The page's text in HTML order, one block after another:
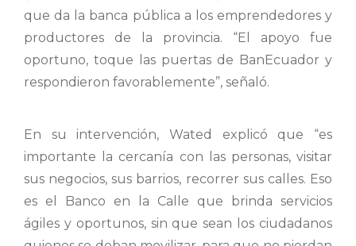
que da la banca pública a los emprendedores y
productores de la provincia. “El apoyo fue
oportuno, toque las puertas de BanEcuador y
respondieron favorablemente”, señaló.
En su intervención, Wated explicó que “es
importante la cercanía con las personas, visitar
sus negocios, sus barrios, recorrer sus calles. Eso
es el Banco en la Calle que brinda servicios
ágiles y oportunos, sin que sean los ciudadanos